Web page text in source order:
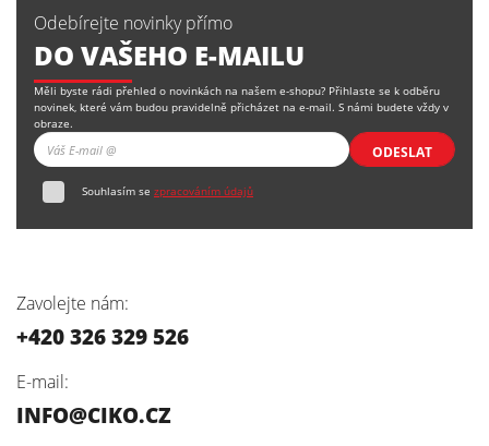
Odebírejte novinky přímo
DO VAŠEHO E-MAILU
Měli byste rádi přehled o novinkách na našem e-shopu? Přihlaste se k odběru
novinek, které vám budou pravidelně přicházet na e-mail. S námi budete vždy v
obraze.
ODESLAT
Souhlasím se zpracováním údajů
Zavolejte nám:
+420 326 329 526
E-mail:
INFO@CIKO.CZ